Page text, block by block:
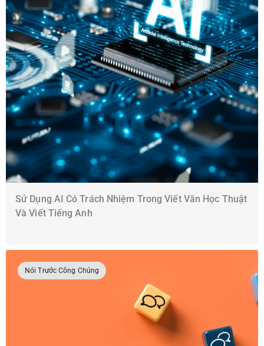
Sử Dụng AI Có Trách Nhiệm Trong Viết Văn Học Thuật
Và Viết Tiếng Anh
Nói Trước Công Chúng